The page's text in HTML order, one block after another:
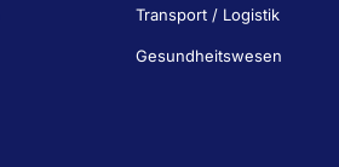
Transport / Logistik
Gesundheitswesen